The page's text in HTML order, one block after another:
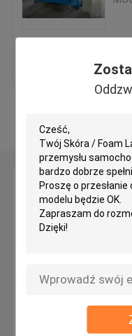
Hydrauliczna
Rzuć maszynę do
Maszyna do cięcia
Maszyna do cięcia
Automatyczna
Komputerowa